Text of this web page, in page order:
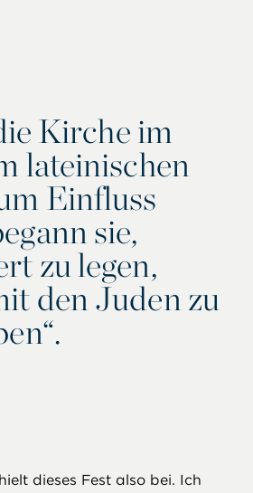
Kirche im
lateinischen
Einfluss
sie,
zu legen,
den Juden zu
dieses Fest also bei. Ich